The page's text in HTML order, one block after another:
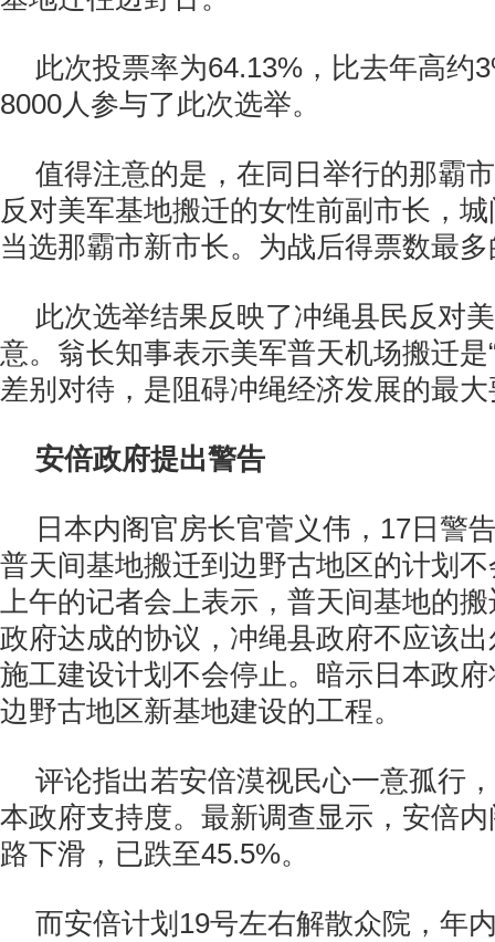
此次投票率为64.13%，比去年高约
8000人参与了此次选举。
值得注意的是，在同日举行的那霸
反对美军基地搬迁的女性前副市长，
当选那霸市新市长。为战后得票数最
此次选举结果反映了冲绳县民反对
意。翁长知事表示美军普天机场搬迁
差别对待，是阻碍冲绳经济发展的最大
安倍政府提出警告
日本内阁官房长官菅义伟，17日警
普天间基地搬迁到边野古地区的计划
上午的记者会上表示，普天间基地的
政府达成的协议，冲绳县政府不应该
施工建设计划不会停止。暗示日本政
边野古地区新基地建设的工程。
评论指出若安倍漠视民心一意孤行
本政府支持度。最新调查显示，安倍
路下滑，已跌至45.5%。
而安倍计划19号左右解散众院，年